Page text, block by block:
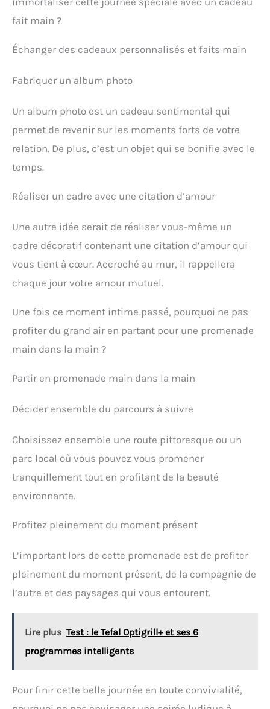
fait main ?
Échanger des cadeaux personnalisés et faits main
Fabriquer un album photo
Un album photo est un cadeau sentimental qui
permet de revenir sur les moments forts de votre
relation. De plus, c’est un objet qui se bonifie avec le
temps.
Réaliser un cadre avec une citation d’amour
Une autre idée serait de réaliser vous-même un
cadre décoratif contenant une citation d’amour qui
vous tient à cœur. Accroché au mur, il rappellera
chaque jour votre amour mutuel.
Une fois ce moment intime passé, pourquoi ne pas
profiter du grand air en partant pour une promenade
main dans la main ?
Partir en promenade main dans la main
Décider ensemble du parcours à suivre
Choisissez ensemble une route pittoresque ou un
parc local où vous pouvez vous promener
tranquillement tout en profitant de la beauté
environnante.
Profitez pleinement du moment présent
L’important lors de cette promenade est de profiter
pleinement du moment présent, de la compagnie de
l’autre et des paysages qui vous entourent.
Lire plus Test : le Tefal Optigrill+ et ses 6
programmes intelligents
Pour finir cette belle journée en toute convivialité,